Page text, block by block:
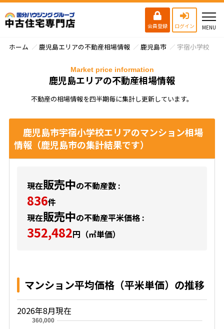
会員登録 ログイン
ホーム 鹿児島エリアの不動産相場情報 鹿児島市 宇宿小学校
鹿児島エリアの不動産相場情報
Market price information
不動産の相場情報を四半期毎に集計し更新しています。
鹿児島市宇宿小学校エリアのマンション相場
情報（鹿児島市の集計結果です）
現在販売中の不動産数 :
836件
現在販売中の不動産平米価格 :
352,482円（㎡単価）
マンション平均価格（平米単価）の推移
2026年8月現在
360,000